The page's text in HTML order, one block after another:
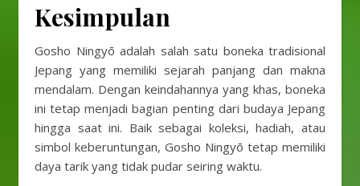
Kesimpulan
Gosho Ningyō adalah salah satu boneka tradisional
Jepang yang memiliki sejarah panjang dan makna
mendalam. Dengan keindahannya yang khas, boneka
ini tetap menjadi bagian penting dari budaya Jepang
hingga saat ini. Baik sebagai koleksi, hadiah, atau
simbol keberuntungan, Gosho Ningyō tetap memiliki
daya tarik yang tidak pudar seiring waktu.